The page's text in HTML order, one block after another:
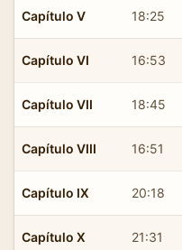
Capítulo V 18:25
Capítulo VI 16:53
Capítulo VII 18:45
Capítulo VIII 16:51
Capítulo IX 20:18
Capítulo X 21:31